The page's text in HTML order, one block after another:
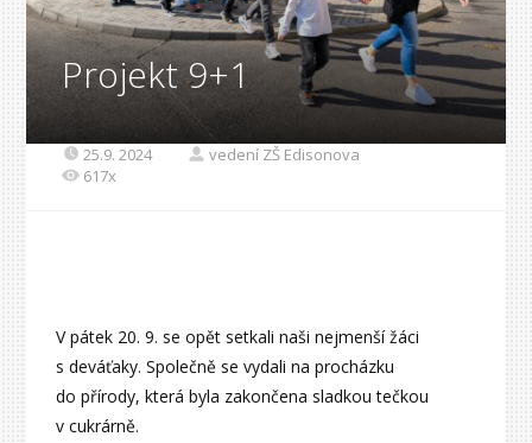
Projekt 9+1
25.9. 2024
vedení ZŠ Edisonova
617x
V pátek 20. 9. se opět setkali naši nejmenší žáci
s deváťaky. Společně se vydali na procházku
do přírody, která byla zakončena sladkou tečkou
v cukrárně.